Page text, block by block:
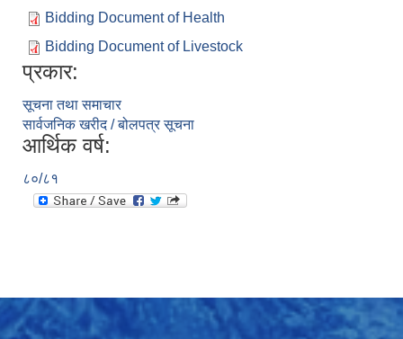
Bidding Document of Health
Bidding Document of Livestock
प्रकार:
सूचना तथा समाचार
सार्वजनिक खरीद / बोलपत्र सूचना
आर्थिक वर्ष:
८०/८१